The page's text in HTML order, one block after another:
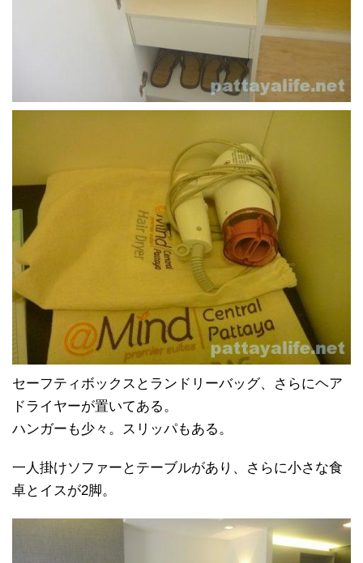
セーフティボックスとランドリーバッグ、さらにヘア
ドライヤーが置いてある。
ハンガーも少々。スリッパもある。
一人掛けソファーとテーブルがあり、さらに小さな食
卓とイスが2脚。